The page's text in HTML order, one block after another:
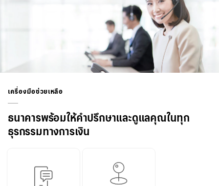
เครื่องมือช่วยเหลือ
ธนาคารพร้อมให้คำปรึกษาและดูแลคุณในทุก
ธุรกรรมทางการเงิน